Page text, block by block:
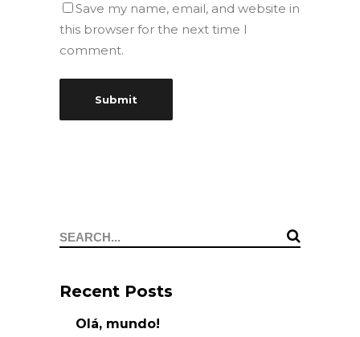
Save my name, email, and website in
this browser for the next time I
comment.
Search
Recent Posts
Olá, mundo!